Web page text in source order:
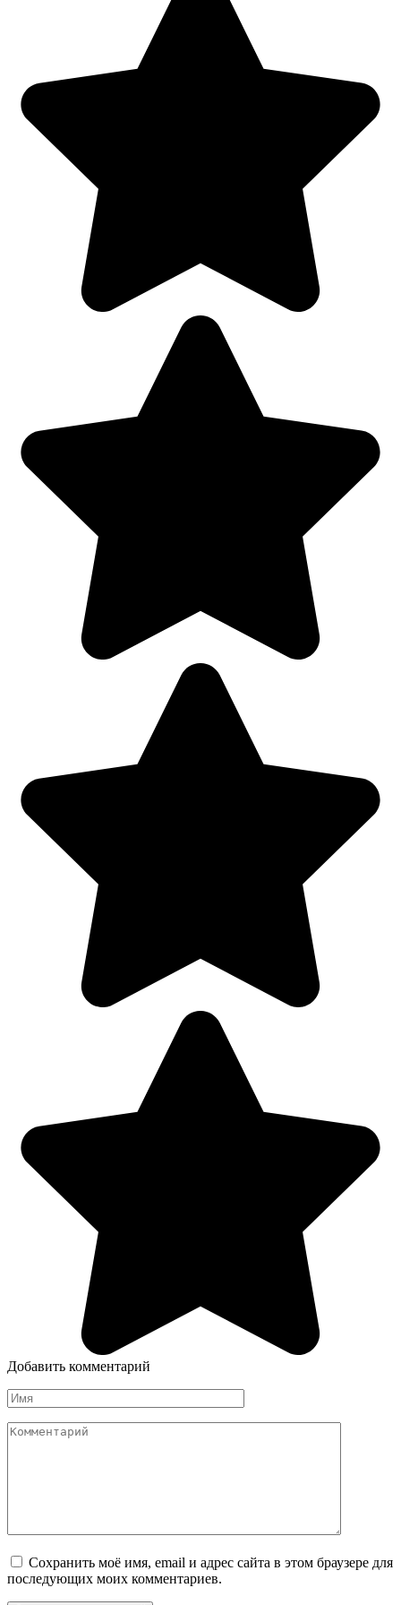
Добавить комментарий
Имя
Комментарий
Сохранить моё имя, email и адрес сайта в этом браузере для
последующих моих комментариев.